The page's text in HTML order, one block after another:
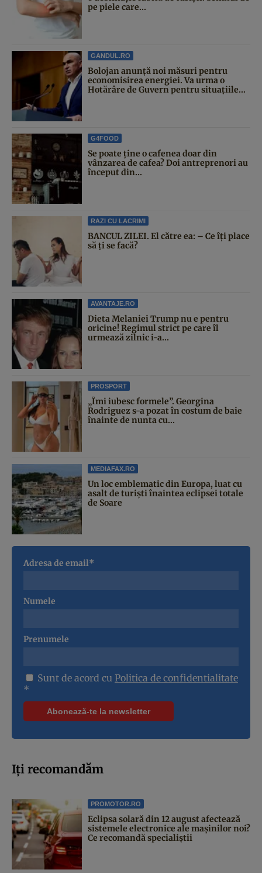
pe piele care...
GANDUL.RO
Bolojan anunță noi măsuri pentru
economisirea energiei. Va urma o
Hotărâre de Guvern pentru situațiile...
G4FOOD
Se poate ține o cafenea doar din
vânzarea de cafea? Doi antreprenori au
început din...
RAZI CU LACRIMI
BANCUL ZILEI. El către ea: – Ce îți place
să ți se facă?
AVANTAJE.RO
Dieta Melaniei Trump nu e pentru
oricine! Regimul strict pe care îl
urmează zilnic i-a...
PROSPORT
„Îmi iubesc formele”. Georgina
Rodriguez s-a pozat în costum de baie
înainte de nunta cu...
MEDIAFAX.RO
Un loc emblematic din Europa, luat cu
asalt de turiști înaintea eclipsei totale
de Soare
Adresa de email*
Numele
Prenumele
Sunt de acord cu Politica de confidentialitate
*
Iți recomandăm
PROMOTOR.RO
Eclipsa solară din 12 august afectează
sistemele electronice ale mașinilor noi?
Ce recomandă specialiștii